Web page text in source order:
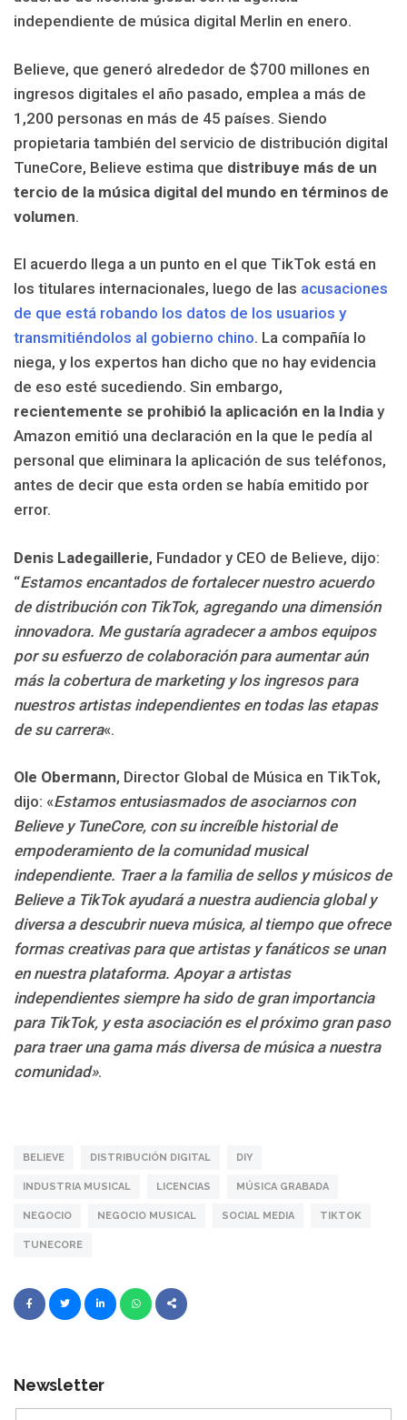
independiente de música digital Merlin en enero.
Believe, que generó alrededor de $700 millones en
ingresos digitales el año pasado, emplea a más de
1,200 personas en más de 45 países. Siendo
propietaria también del servicio de distribución digital
TuneCore, Believe estima que distribuye más de un
tercio de la música digital del mundo en términos de
volumen.
El acuerdo llega a un punto en el que TikTok está en
los titulares internacionales, luego de las acusaciones
de que está robando los datos de los usuarios y
transmitiéndolos al gobierno chino. La compañía lo
niega, y los expertos han dicho que no hay evidencia
de eso esté sucediendo. Sin embargo,
recientemente se prohibió la aplicación en la India y
Amazon emitió una declaración en la que le pedía al
personal que eliminara la aplicación de sus teléfonos,
antes de decir que esta orden se había emitido por
error.
Denis Ladegaillerie, Fundador y CEO de Believe, dijo:
“Estamos encantados de fortalecer nuestro acuerdo
de distribución con TikTok, agregando una dimensión
innovadora. Me gustaría agradecer a ambos equipos
por su esfuerzo de colaboración para aumentar aún
más la cobertura de marketing y los ingresos para
nuestros artistas independientes en todas las etapas
de su carrera«.
Ole Obermann, Director Global de Música en TikTok,
dijo: «Estamos entusiasmados de asociarnos con
Believe y TuneCore, con su increíble historial de
empoderamiento de la comunidad musical
independiente. Traer a la familia de sellos y músicos de
Believe a TikTok ayudará a nuestra audiencia global y
diversa a descubrir nueva música, al tiempo que ofrece
formas creativas para que artistas y fanáticos se unan
en nuestra plataforma. Apoyar a artistas
independientes siempre ha sido de gran importancia
para TikTok, y esta asociación es el próximo gran paso
para traer una gama más diversa de música a nuestra
comunidad».
BELIEVE DISTRIBUCIÓN DIGITAL DIY
INDUSTRIA MUSICAL LICENCIAS MÚSICA GRABADA
NEGOCIO NEGOCIO MUSICAL SOCIAL MEDIA TIKTOK
TUNECORE
Newsletter